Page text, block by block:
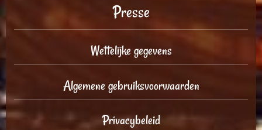
Presse
Wettelijke gegevens
Algemene gebruiksvoorwaarden
Privacybeleid